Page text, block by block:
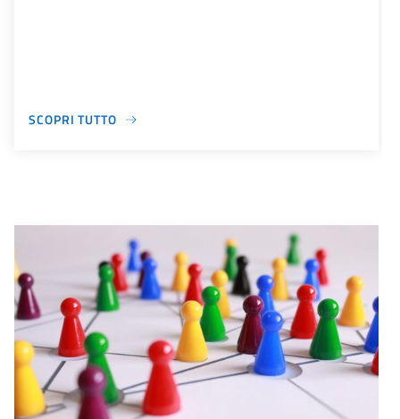
SCOPRI TUTTO